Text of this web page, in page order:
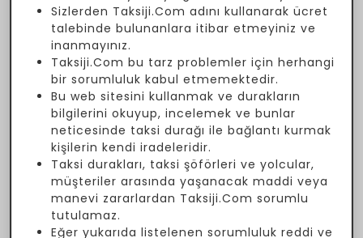
Sizlerden Taksiji.Com adını kullanarak ücret
talebinde bulunanlara itibar etmeyiniz ve
inanmayınız.
Taksiji.Com bu tarz problemler için herhangi
bir sorumluluk kabul etmemektedir.
Bu web sitesini kullanmak ve durakların
bilgilerini okuyup, incelemek ve bunlar
neticesinde taksi durağı ile bağlantı kurmak
kişilerin kendi iradeleridir.
Taksi durakları, taksi şöförleri ve yolcular,
müşteriler arasında yaşanacak maddi veya
manevi zararlardan Taksiji.Com sorumlu
tutulamaz.
Eğer yukarıda listelenen sorumluluk reddi ve